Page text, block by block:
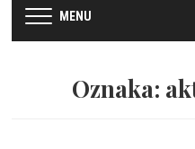
MENU
Oznaka: